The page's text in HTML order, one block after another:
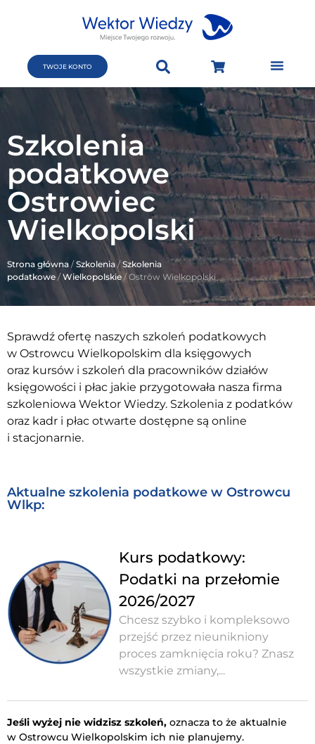
TWOJE KONTO
Szkolenia
podatkowe
Ostrowiec
Wielkopolski
Strona główna /Szkolenia/Szkolenia
podatkowe /Wielkopolskie / Ostrów Wielkopolski
Sprawdź ofertę naszych szkoleń podatkowych
w Ostrowcu Wielkopolskim dla księgowych
oraz kursów i szkoleń dla pracowników działów
księgowości i płac jakie przygotowała nasza firma
szkoleniowa Wektor Wiedzy. Szkolenia z podatków
oraz kadr i płac otwarte dostępne są online
i stacjonarnie.
Aktualne szkolenia podatkowe w Ostrowcu
Wlkp:
Kurs podatkowy:
Podatki na przełomie
2026/2027
Chcesz szybko i kompleksowo
przejść przez nieunikniony
proces zamknięcia roku? Znasz
wszystkie zmiany,...
Jeśli wyżej nie widzisz szkoleń, oznacza to że aktualnie
w Ostrowcu Wielkopolskim ich nie planujemy.